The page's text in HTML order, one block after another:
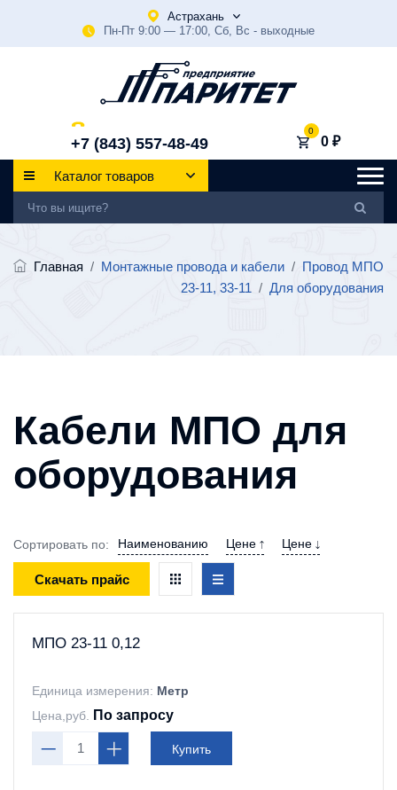
Астрахань
Пн-Пт 9:00 — 17:00, Сб, Вс - выходные
+7 (843) 557-48-49
0
0 ₽
Каталог товаров
Главная / Монтажные провода и кабели / Провод МПО
23-11, 33-11 / Для оборудования
Кабели МПО для
оборудования
Сортировать по: Наименованию Цене Цене
Скачать прайс
МПО 23-11 0,12
Единица измерения: Метр
Цена,руб.
По запросу
Купить